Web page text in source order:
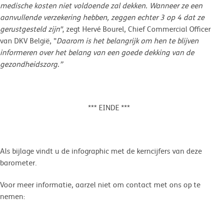
medische kosten niet voldoende zal dekken. Wanneer ze een
aanvullende verzekering hebben, zeggen echter 3 op 4 dat ze
gerustgesteld zijn", zegt Hervé Bourel, Chief Commercial Officer
van DKV België, "Daarom is het belangrijk om hen te blijven
informeren over het belang van een goede dekking van de
gezondheidszorg.”
*** EINDE ***
Als bijlage vindt u de infographic met de kerncijfers van deze
barometer.
Voor meer informatie, aarzel niet om contact met ons op te
nemen: